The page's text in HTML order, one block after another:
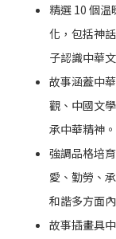
精選 10 個温
化，包括神
子認識中華
故事涵蓋中
觀、中國文
承中華精神。
強調品格培
愛、勤勞、
和諧多方面
故事插畫具